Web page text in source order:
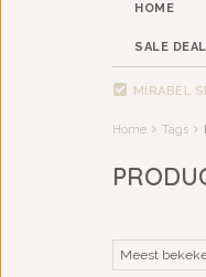
HOME
SALE
MIRABEL
Home Tags